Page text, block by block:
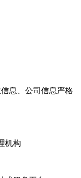
息、公司信息严格
机构